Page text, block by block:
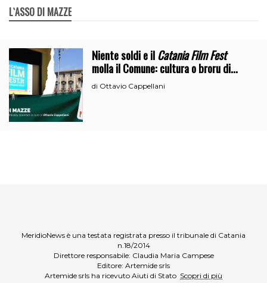
L`ASSO DI MAZZE
Niente soldi e ilCatania Film Fest
molla il Comune: cultura o broru di
ciciri?
di Ottavio Cappellani
MeridioNews è una testata registrata presso il tribunale di Catania
n.18/2014
Direttore responsabile: Claudia Maria Campese
Editore: Artemide srls
Artemide srls ha ricevuto Aiuti di Stato Scopri di più